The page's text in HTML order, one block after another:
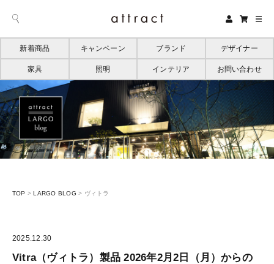
新着商品 キャンペーン ブランド デザイナー
家具 照明 インテリア お問い合わせ
TOP > LARGO BLOG > ヴィトラ
2025.12.30
Vitra（ヴィトラ）製品 2026年2月2日（月）からの